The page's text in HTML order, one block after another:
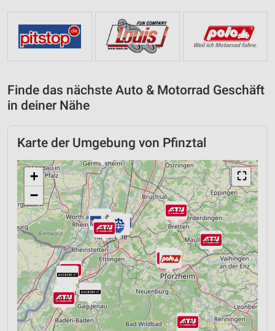
Finde das nächste Auto & Motorrad Geschäft
in deiner Nähe
Karte der Umgebung von Pfinztal
⛶
+
−